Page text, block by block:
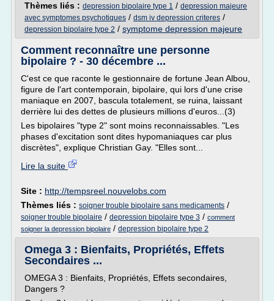
Thèmes liés : depression bipolaire type 1 / depression majeure
avec symptomes psychotiques / dsm iv depression criteres /
depression bipolaire type 2 / symptome depression majeure
Comment reconnaître une personne
bipolaire ? - 30 décembre ...
C'est ce que raconte le gestionnaire de fortune Jean Albou,
figure de l'art contemporain, bipolaire, qui lors d'une crise
maniaque en 2007, bascula totalement, se ruina, laissant
derrière lui des dettes de plusieurs millions d'euros...(3)
Les bipolaires "type 2" sont moins reconnaissables. "Les
phases d'excitation sont dites hypomaniaques car plus
discrètes", explique Christian Gay. "Elles sont...
Lire la suite
Site : http://tempsreel.nouvelobs.com
Thèmes liés : soigner trouble bipolaire sans medicaments /
soigner trouble bipolaire / depression bipolaire type 3 / comment
soigner la depression bipolaire / depression bipolaire type 2
Omega 3 : Bienfaits, Propriétés, Effets
Secondaires ...
OMEGA 3 : Bienfaits, Propriétés, Effets secondaires,
Dangers ?